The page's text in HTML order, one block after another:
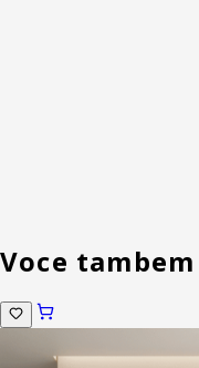
Voce